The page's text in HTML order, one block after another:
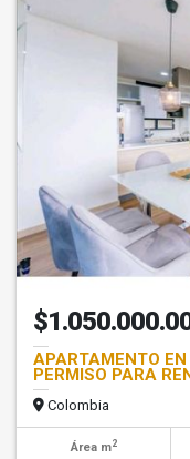
APARTAMENTO
PERMISO PARA
Colombia
Área m2